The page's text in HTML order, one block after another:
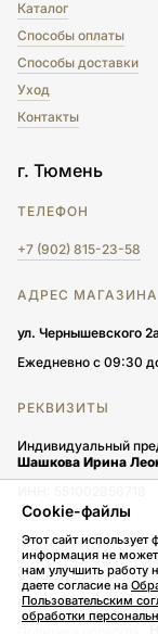
г. Тюмень
ТЕЛЕФОН
+7 (902) 815-23-58
АДРЕС МАГАЗИНА
ул. Чернышевского 2а
Ежедневно с 09:30
РЕКВИЗИТЫ
Индивидуальный
Шашкова Ирина
Каталог
Способы оплаты
Способы доставки
Уход
Контакты
© 2026, Зайкин дом
Пользовательское
Cookie-файлы
Этот сайт
информация не
нам улучшить работу
даете согласие на
Пользовательским
обработки